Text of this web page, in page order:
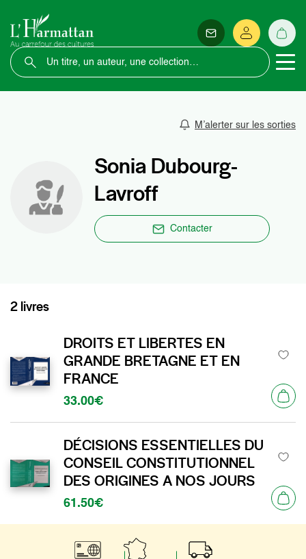
M’alerter sur les sorties
Sonia Dubourg-
Lavroff
Contacter
2 livres
DROITS ET LIBERTES EN
GRANDE BRETAGNE ET EN
FRANCE
33.00€
DÉCISIONS ESSENTIELLES DU
CONSEIL CONSTITUTIONNEL
DES ORIGINES A NOS JOURS
61.50€